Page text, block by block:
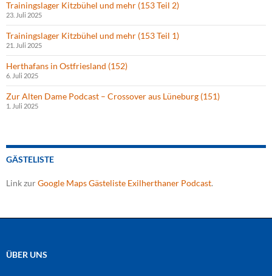
Trainingslager Kitzbühel und mehr (153 Teil 2)
23. Juli 2025
Trainingslager Kitzbühel und mehr (153 Teil 1)
21. Juli 2025
Herthafans in Ostfriesland (152)
6. Juli 2025
Zur Alten Dame Podcast – Crossover aus Lüneburg (151)
1. Juli 2025
GÄSTELISTE
Link zurGoogle Maps Gästeliste Exilherthaner Podcast.
ÜBER UNS